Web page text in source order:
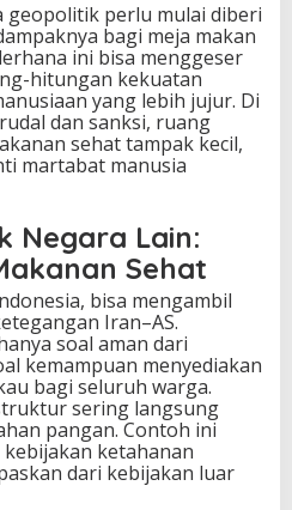
geopolitik perlu mulai diberi
bagi meja makan
ini bisa menggeser
hitungan kekuatan
yang lebih jujur. Di
dan sanksi, ruang
sehat tampak kecil,
martabat manusia
Negara Lain:
Sehat
bisa mengambil
Iran–AS.
soal aman dari
kemampuan menyediakan
bagi seluruh warga.
sering langsung
pangan. Contoh ini
ketahanan
dari kebijakan luar